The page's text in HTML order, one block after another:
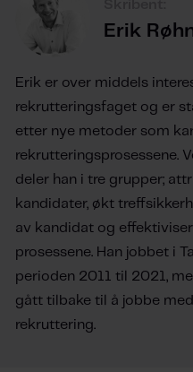
Erik
Erik er over middels
rekrutteringsfaget og er
etter nye metoder som
rekrutteringsprosessene.
deler han i tre grupper;
kandidater, økt
av kandidat og
prosessene. Han jobbet i
perioden 2011 til 2021,
gått tilbake til å jobbe med
rekruttering.